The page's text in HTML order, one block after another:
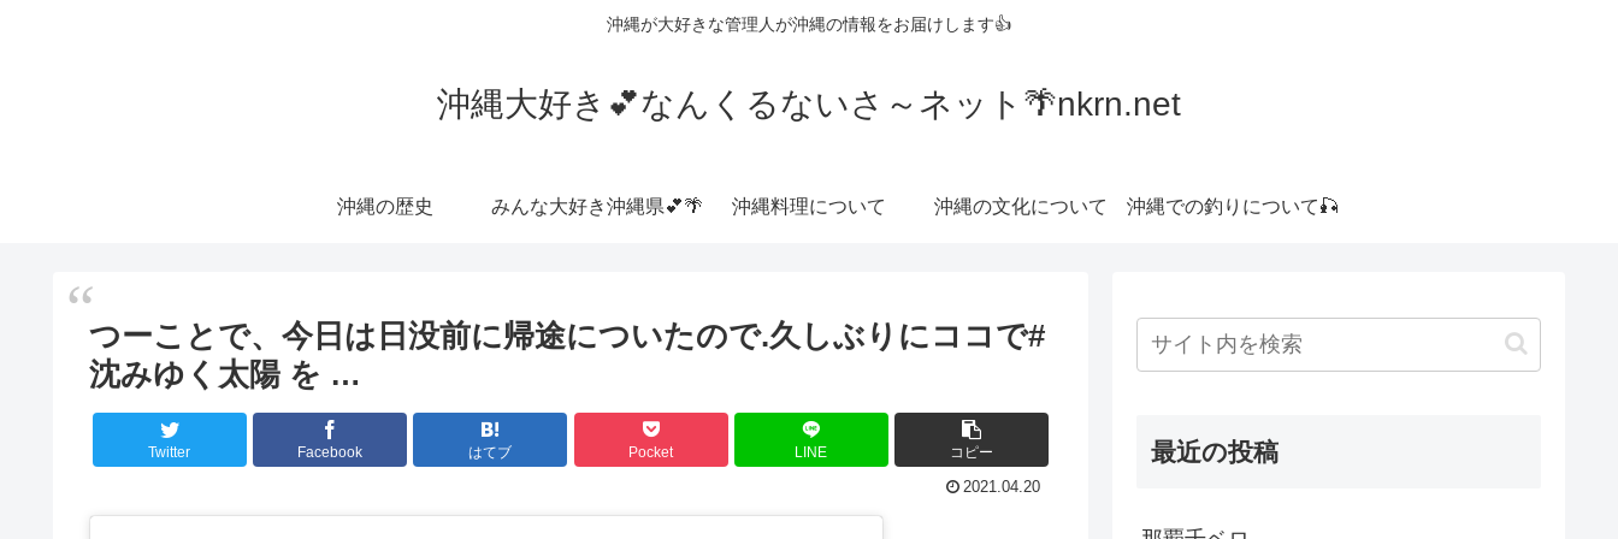
沖縄が大好きな管理人が沖縄の情報をお届けします👍
沖縄大好き💕なんくるないさ～ネット🌴nkrn.net
沖縄の歴史 みんな大好き沖縄県💕🌴 沖縄料理について 沖縄の文化について 沖縄での釣りについて🎣
つーことで、今日は日没前に帰途についたので.久しぶりにココで#
沈みゆく太陽 を …
Twitter Facebook はてブ Pocket LINE コピー
2021.04.20
最近の投稿